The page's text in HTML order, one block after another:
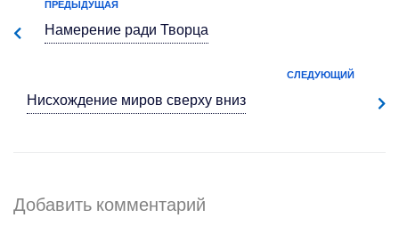
ПРЕДЫДУЩАЯ
Намерениеради Творца
СЛЕДУЮЩИЙ
Нисхождениемиров сверху вниз
Добавить комментарий